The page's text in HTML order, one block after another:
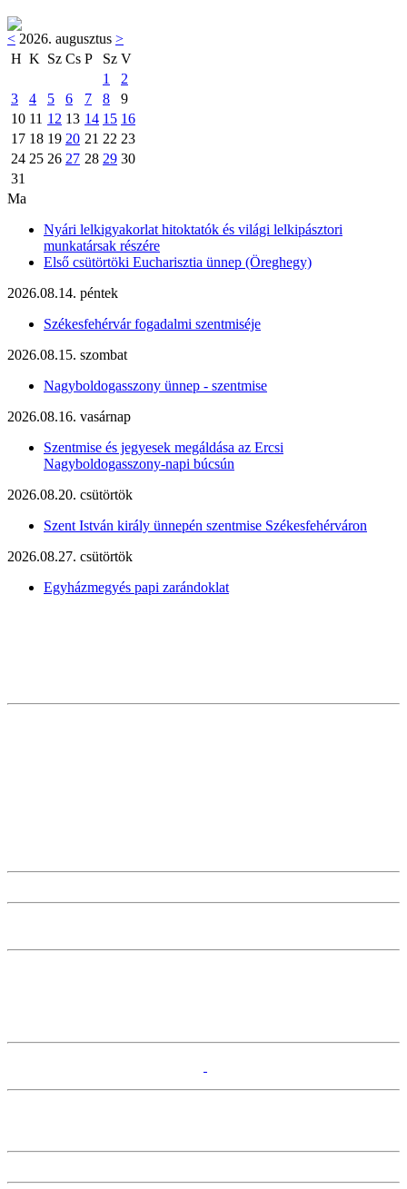
< 2026. augusztus >
H K Sz Cs P Sz V
1
2
3
4 5 6 7 8
9
10 11 12 13 14 15 16
17 18 19 20 21 22 23
24 25 26 27 28 29 30
31
Ma
Nyári lelkigyakorlat hitoktatók és világi lelkipásztori
munkatársak részére
Első csütörtöki Eucharisztia ünnep (Öreghegy)
2026.08.14. péntek
Székesfehérvár fogadalmi szentmiséje
2026.08.15. szombat
Nagyboldogasszony ünnep - szentmise
2026.08.16. vasárnap
Szentmise és jegyesek megáldása az Ercsi
Nagyboldogasszony-napi búcsún
2026.08.20. csütörtök
Szent István király ünnepén szentmise Székesfehérváron
2026.08.27. csütörtök
Egyházmegyés papi zarándoklat